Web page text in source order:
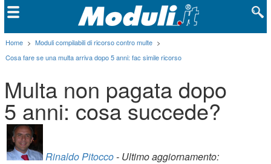
Home > Moduli compilabili di ricorso contro multe >
Cosa fare se una multa arriva dopo 5 anni: fac simile ricorso
Multa non pagata dopo
5 anni: cosa succede?
Rinaldo Pitocco- Ultimo aggiornamento: